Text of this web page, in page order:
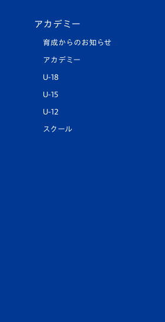
アカデミー
育成からのお知らせ
アカデミー
U-18
U-15
U-12
スクール